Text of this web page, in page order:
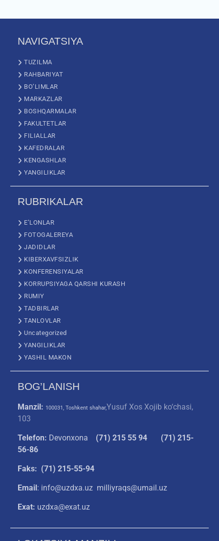
NAVIGATSIYA
TUZILMA
RAHBARIYAT
BO’LIMLAR
MARKAZLAR
BOSHQARMALAR
FAKULTETLAR
FILIALLAR
KAFEDRALAR
KENGASHLAR
YANGILIKLAR
RUBRIKALAR
E’LONLAR
FOTOGALEREYA
JADIDLAR
KIBERXAVFSIZLIK
KONFERENSIYALAR
KORRUPSIYAGA QARSHI KURASH
RUMIY
TADBIRLAR
TANLOVLAR
Uncategorized
YANGILIKLAR
YASHIL MAKON
BOG’LANISH
Manzil: 100031, Toshkent shahar,Yusuf Xos Xojib ko‘chasi,
103
Telefon: Devonxona (71) 215 55 94
(71) 215-
56-86
Faks: (71) 215-55-94
Email: info@uzdxa.uz milliyraqs@umail.uz
Exat: uzdxa@exat.uz